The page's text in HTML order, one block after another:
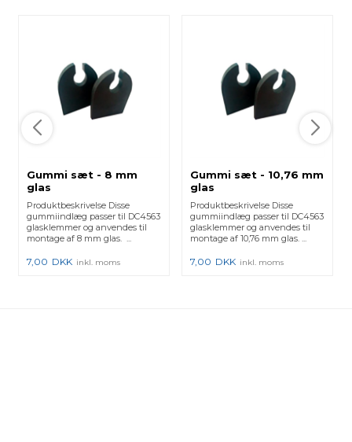
Gummi sæt - 8 mm
glas
Produktbeskrivelse Disse
gummiindlæg passer til DC4563
glasklemmer og anvendes til
montage af 8 mm glas. ...
7,00 DKK inkl. moms
Gummi sæt - 10,76 mm
glas
Produktbeskrivelse Disse
gummiindlæg passer til DC4563
glasklemmer og anvendes til
montage af 10,76 mm glas. ...
7,00 DKK inkl. moms